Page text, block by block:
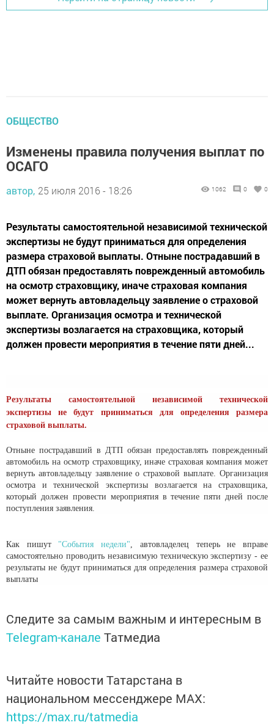
ОБЩЕСТВО
Изменены правила получения выплат по
ОСАГО
автор, 25 июля 2016 - 18:26 1062 0 0
Результаты самостоятельной независимой технической
экспертизы не будут приниматься для определения
размера страховой выплаты. Отныне пострадавший в
ДТП обязан предоставлять поврежденный автомобиль
на осмотр страховщику, иначе страховая компания
может вернуть автовладельцу заявление о страховой
выплате. Организация осмотра и технической
экспертизы возлагается на страховщика, который
должен провести мероприятия в течение пяти дней...
Результаты самостоятельной независимой технической
экспертизы не будут приниматься для определения размера
страховой выплаты.
Отныне пострадавший в ДТП обязан предоставлять поврежденный
автомобиль на осмотр страховщику, иначе страховая компания может
вернуть автовладельцу заявление о страховой выплате. Организация
осмотра и технической экспертизы возлагается на страховщика,
который должен провести мероприятия в течение пяти дней после
поступления заявления.
Как пишут "События недели" , автовладелец теперь не вправе
самостоятельно проводить независимую техническую экспертизу - ее
результаты не будут приниматься для определения размера страховой
выплаты
Следите за самым важным и интересным в
Telegram-канале Татмедиа
Читайте новости Татарстана в
национальном мессенджере MАХ:
https://max.ru/tatmedia